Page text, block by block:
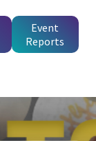
Event
Reports